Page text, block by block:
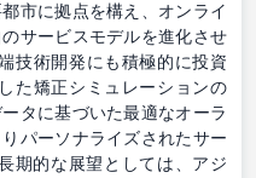
市に拠点を構え、オンライ
サービスモデルを進化させ
技術開発にも積極的に投資
た矯正シミュレーションの
タに基づいた最適なオーラ
パーソナライズされたサー
期的な展望としては、アジ